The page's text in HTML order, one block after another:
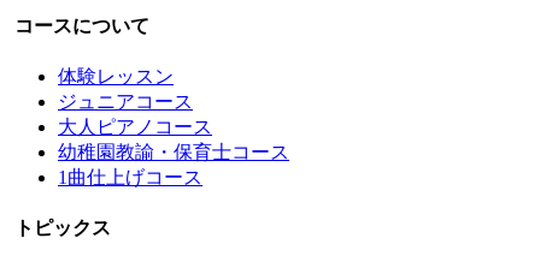
コースについて
体験レッスン
ジュニアコース
大人ピアノコース
幼稚園教諭・保育士コース
1曲仕上げコース
トピックス